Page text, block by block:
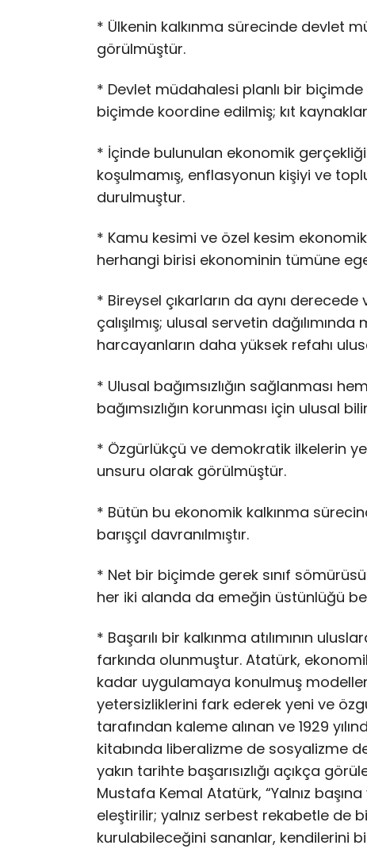
* Ülkenin kalkınma sürecinde devlet
görülmüştür.
* Devlet müdahalesi planlı bir
biçimde koordine edilmiş; kıt
* İçinde bulunulan ekonomik
koşulmamış, enflasyonun kişiyi ve
durulmuştur.
* Kamu kesimi ve özel kesim
herhangi birisi ekonominin tümüne
* Bireysel çıkarların da aynı
çalışılmış; ulusal servetin
harcayanların daha yüksek refahı
* Ulusal bağımsızlığın sağlanması
bağımsızlığın korunması için ulusal
* Özgürlükçü ve demokratik ilkelerin
unsuru olarak görülmüştür.
* Bütün bu ekonomik kalkınma
barışçıl davranılmıştır.
* Net bir biçimde gerek sınıf
her iki alanda da emeğin üstünlüğü
* Başarılı bir kalkınma atılımının
farkında olunmuştur. Atatürk,
kadar uygulamaya konulmuş
yetersizliklerini fark ederek yeni ve
tarafından kaleme alınan ve 1929
kitabında liberalizme de sosyalizme
yakın tarihte başarısızlığı açıkça
Mustafa Kemal Atatürk, “Yalnız
eleştirilir; yalnız serbest rekabetle de
kurulabileceğini sananlar, kendilerini